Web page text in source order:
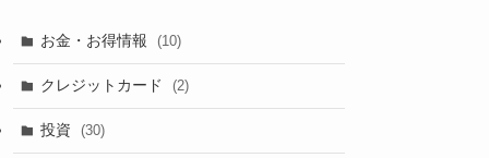
お金・お得情報 (10)
クレジットカード (2)
投資 (30)